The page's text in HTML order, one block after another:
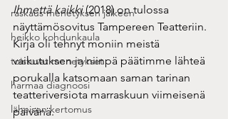
raskaus menetyksen jälkeen
heikko kohdunkaula
toistuvat menetykset
harmaa diagnoosi
läheisen kertomus
Ihmettä kaikki (2018) on tulossa
näyttämösovitus Tampereen Teatteriin.
Kirja oli tehnyt moniin meistä
vaikutuksen ja niinpä päätimme lähteä
porukalla katsomaan saman tarinan
teatteriversiota marraskuun viimeisenä
päivänä.